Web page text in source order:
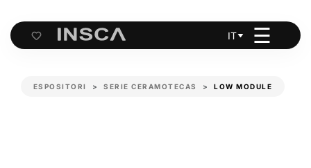
Cart
IT ☰
ESPOSITORI SERIE CERAMOTECAS LOW MODULE